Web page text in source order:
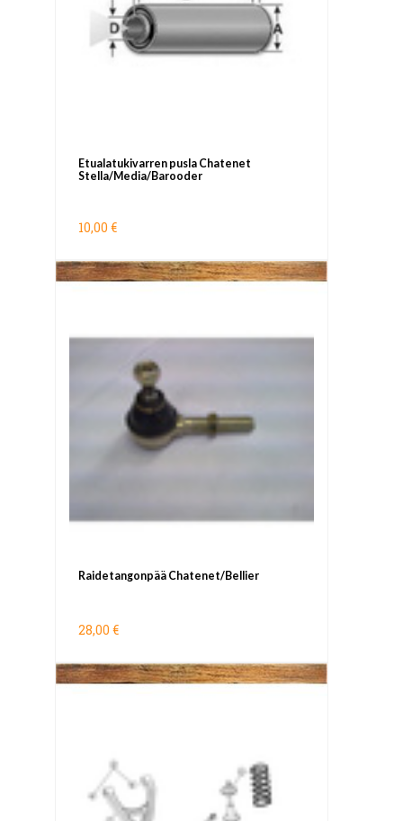
Etualatukivarren pusla Chatenet
Stella/Media/Barooder
10,00 €
Raidetangonpää Chatenet/Bellier
28,00 €